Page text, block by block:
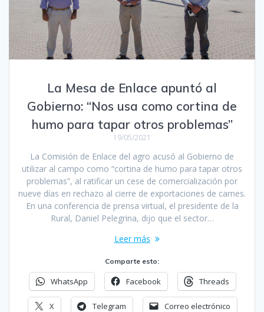
La Mesa de Enlace apuntó al
Gobierno: “Nos usa como cortina de
humo para tapar otros problemas”
19/05/2021
La Comisión de Enlace del agro acusó al Gobierno de
utilizar al campo como “cortina de humo para tapar otros
problemas”, al ratificar un cese de comercialización por
nueve días en rechazo al cierre de exportaciones de carnes.
En una conferencia de prensa virtual, el presidente de la
Rural, Daniel Pelegrina, dijo que el sector…
Leer más
Comparte esto:
WhatsApp Facebook Threads
X Telegram Correo electrónico